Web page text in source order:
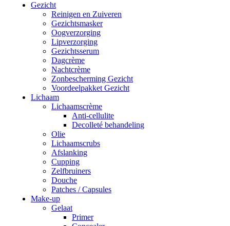
Gezicht
Reinigen en Zuiveren
Gezichtsmasker
Oogverzorging
Lipverzorging
Gezichtsserum
Dagcrème
Nachtcrème
Zonbescherming Gezicht
Voordeelpakket Gezicht
Lichaam
Lichaamscrème
Anti-cellulite
Decolleté behandeling
Olie
Lichaamscrubs
Afslanking
Cupping
Zelfbruiners
Douche
Patches / Capsules
Make-up
Gelaat
Primer